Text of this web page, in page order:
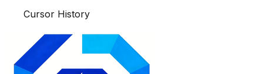
Cursor History